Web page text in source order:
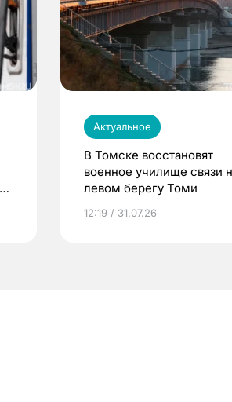
Актуальное
В Томске восстановят
военное училище связи
левом берегу Томи
12:19 / 31.07.26